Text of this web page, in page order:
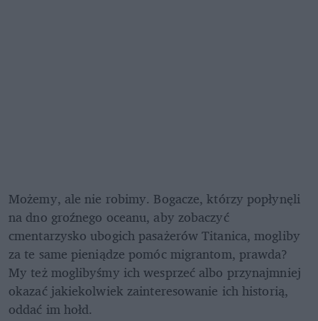
Możemy, ale nie robimy. Bogacze, którzy popłynęli
na dno groźnego oceanu, aby zobaczyć
cmentarzysko ubogich pasażerów Titanica, mogliby
za te same pieniądze pomóc migrantom, prawda?
My też moglibyśmy ich wesprzeć albo przynajmniej
okazać jakiekolwiek zainteresowanie ich historią,
oddać im hołd.